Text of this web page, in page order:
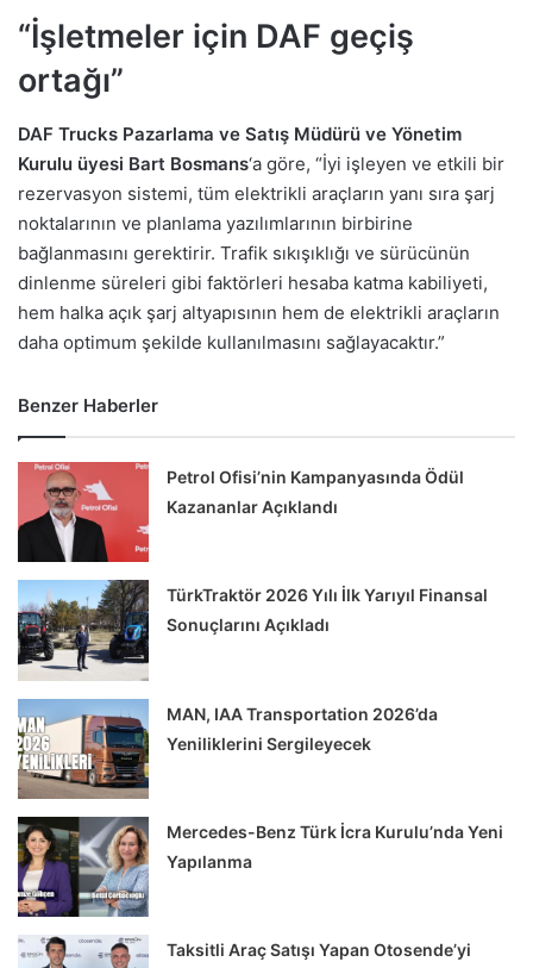
“İşletmeler için DAF geçiş
ortağı”
DAF Trucks Pazarlama ve Satış Müdürü ve Yönetim
Kurulu üyesi Bart Bosmans‘a göre, “İyi işleyen ve etkili bir
rezervasyon sistemi, tüm elektrikli araçların yanı sıra şarj
noktalarının ve planlama yazılımlarının birbirine
bağlanmasını gerektirir. Trafik sıkışıklığı ve sürücünün
dinlenme süreleri gibi faktörleri hesaba katma kabiliyeti,
hem halka açık şarj altyapısının hem de elektrikli araçların
daha optimum şekilde kullanılmasını sağlayacaktır.”
Benzer Haberler
Petrol Ofisi’nin Kampanyasında Ödül
Kazananlar Açıklandı
TürkTraktör 2026 Yılı İlk Yarıyıl Finansal
Sonuçlarını Açıkladı
MAN, IAA Transportation 2026’da
Yeniliklerini Sergileyecek
Mercedes-Benz Türk İcra Kurulu’nda Yeni
Yapılanma
Taksitli Araç Satışı Yapan Otosende’yi